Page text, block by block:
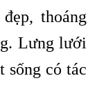
thoáng
Lưng lưới
sống có tác